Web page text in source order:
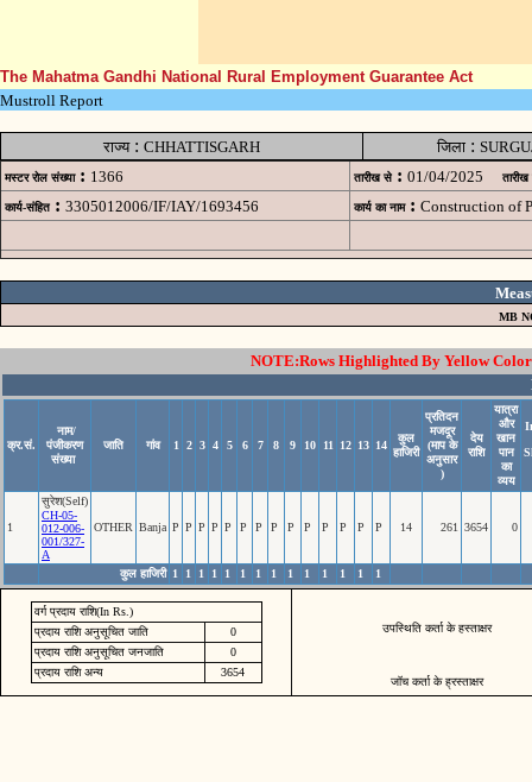
The Mahatma Gandhi National Rural Employment Guarantee Act
Mustroll Report
राज्य: CHHATTISGARH जिला :
मस्टर रोल संख्या : 1366 तारीख से : 01/04/2025 तारीख
कार्य-संहित : 3305012006/IF/IAY/1693456 कार्य का नाम : Construction of
MB
NOTE:Rows Highlighted By Yellow
क्र.सं.
नाम/
पंजीकरण
संख्या
जाति गांव 1 2 3 4 5 6 7 8 9 10 11 12 13 14
कुल
हाजिरी
प्रतिदन
मजदूर
(माप के
अनुसार
)
देय
राशि
यात्रा
और
खान
पान
का
व्यय
1
सुरेश(Self)
CH-05-
012-006-
001/327-
A
OTHER Banja P P P P P P P P P P P P P P 14 261 3654 0
कुल हाजिरी 1 1 1 1 1 1 1 1 1 1 1 1 1 1
वर्ग प्रदाय राशि(In Rs.)
प्रदाय राशि अनुसूचित जाति
0
प्रदाय राशि अनुसूचित जनजाति
0
प्रदाय राशि अन्य
3654
उपस्थिति कर्ता के हस्ताक्षर
जॉच कर्ता के ह्रस्ताक्षर